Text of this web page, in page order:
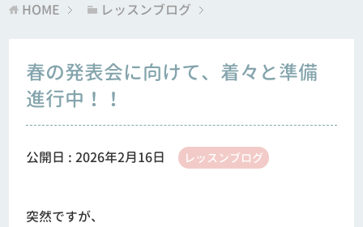
HOME レッスンブログ
春の発表会に向けて、着々と準備
進行中！！
公開日 :2026年2月16日 レッスンブログ
突然ですが、